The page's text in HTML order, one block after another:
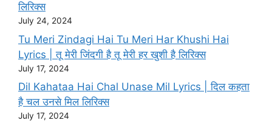
लिरिक्स
July 24, 2024
Tu Meri Zindagi Hai Tu Meri Har Khushi Hai
Lyrics | तू मेरी जिंदगी है तू मेरी हर खुशी है लिरिक्स
July 17, 2024
Dil Kahataa Hai Chal Unase Mil Lyrics | दिल कहता
है चल उनसे मिल लिरिक्स
July 17, 2024